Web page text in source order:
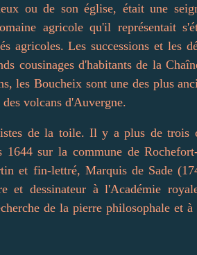
ou de son église, était une
agricole qu'il représentait
agricoles. Les successions et les
cousinages d'habitants de la
les Boucheix sont une des plus
volcans d'Auvergne.
de la toile. Il y a plus de trois
sur la commune de
et fin-lettré, Marquis de Sade
et dessinateur à l'Académie
de la pierre philosophale et à